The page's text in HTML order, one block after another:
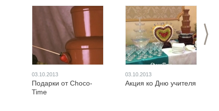
>
03.10.2013
Подарки от Choco-
Time
03.10.2013
Акция ко Дню учителя